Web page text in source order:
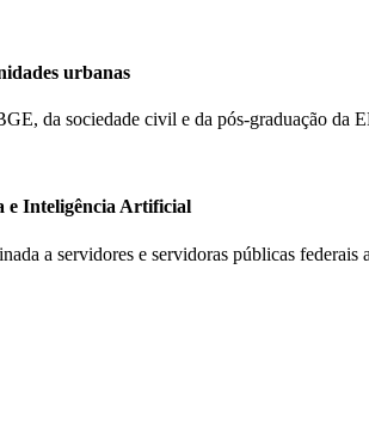
urbanas
da sociedade civil e da pós-graduação da
e Inteligência Artificial
a servidores e servidoras públicas